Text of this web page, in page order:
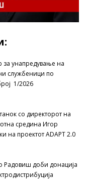
за унапредување на
службеници по
1/2026
со директорот на
средина Игор
на проектот ADAPT 2.0
Радовиш доби донација